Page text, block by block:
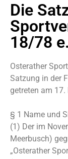
Die
18/78
Osterather
Satzung in der
getreten am
§ 1 Name und
(1) Der im
Meerbusch)
„Osterather